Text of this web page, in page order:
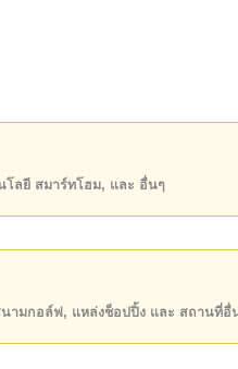
ามสะดวกส่วนกลาง ได้แก่ รัก
คุณ!
หรือ อีเมล
โลยี สมาร์ทโฮม, และ อื่นๆ
นามกอล์ฟ, แหล่งช็อปปิ้ง และ สถานที่อื่